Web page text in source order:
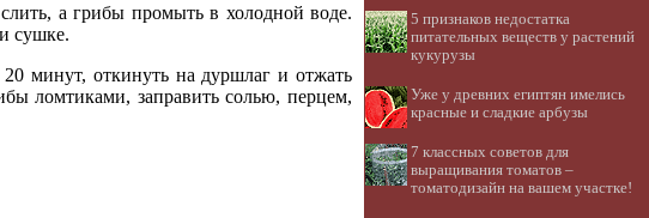
а грибы промыть в холодной воде.
сушке.
минут, откинуть на дуршлаг и отжать
ломтиками, заправить солью, перцем,
5 признаков недостатка
питательных веществ у растений
кукурузы
Уже у древних египтян имелись
красные и сладкие арбузы
7 классных советов для
выращивания томатов –
томатодизайн на вашем участке!